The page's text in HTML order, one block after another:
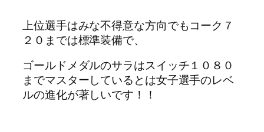
上位選手はみな不得意な方向でもコーク７
２０までは標準装備で、
ゴールドメダルのサラはスイッチ１０８０
までマスターしているとは女子選手のレベ
ルの進化が著しいです！！